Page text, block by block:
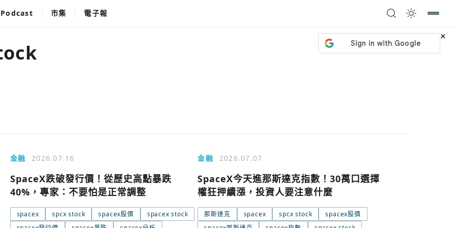
Podcast 市集 電子報
金融 2026.07.16
SpaceX跌破發行價！從歷史高點暴跌
40%，專家：不要怕是正常調整
spacex spcx stock spacex股價
spacex stock
金融 2026.07.07
SpaceX今天進那斯達克指數！30萬口選擇
權狂押續漲，投資人要注意什麼
那斯達克 spacex spcx stock
spacex股價
使用以下帳號繼續
您已閒置5分鐘，請點擊關閉按鈕或空白處，即可回到加密城市 關閉
×